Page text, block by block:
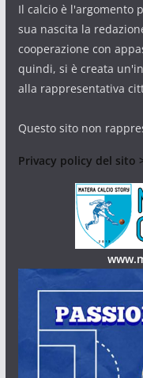
Il calcio è l'argomento
sua nascita la
cooperazione con
quindi, si è creata
alla rappresentativa
Questo sito non
Privacy policy del sito